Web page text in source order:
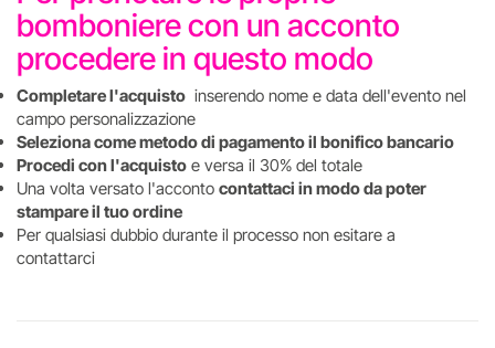
bomboniere con un acconto
procedere in questo modo
Completare l'acquisto inserendo nome e data dell'evento nel
campo personalizzazione
Seleziona come metodo di pagamento il bonifico bancario
Procedi con l'acquisto e versa il 30% del totale
Una volta versato l'acconto contattaci in modo da poter
stampare il tuo ordine
Per qualsiasi dubbio durante il processo non esitare a
contattarci